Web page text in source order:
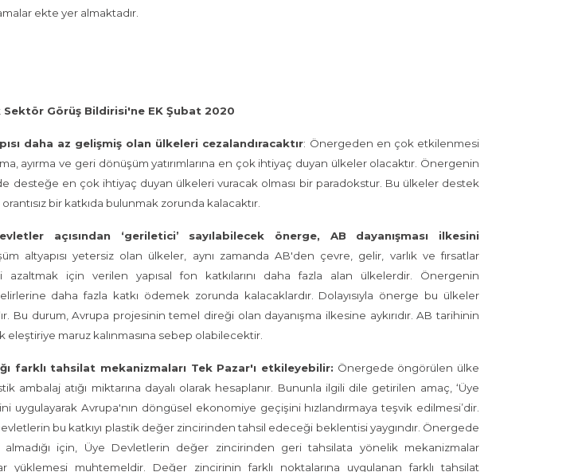
ekte yer almaktadır.
Sektör Görüş Bildirisi'ne EK Şubat 2020
daha az gelişmiş olan ülkeleri cezalandıracaktır: Önergeden en çok etkilenmesi
ayırma ve geri dönüşüm yatırımlarına en çok ihtiyaç duyan ülkeler olacaktır. Önergenin
desteğe en çok ihtiyaç duyan ülkeleri vuracak olması bir paradokstur. Bu ülkeler destek
bir katkıda bulunmak zorunda kalacaktır.
açısından ‘geriletici’ sayılabilecek önerge, AB dayanışması ilkesini
altyapısı yetersiz olan ülkeler, aynı zamanda AB'den çevre, gelir, varlık ve fırsatlar
azaltmak için verilen yapısal fon katkılarını daha fazla alan ülkelerdir. Önergenin
daha fazla katkı ödemek zorunda kalacaklardır. Dolayısıyla önerge bu ülkeler
Bu durum, Avrupa projesinin temel direği olan dayanışma ilkesine aykırıdır. AB tarihinin
maruz kalınmasına sebep olabilecektir.
farklı tahsilat mekanizmaları Tek Pazar'ı etkileyebilir: Önergede öngörülen ülke
ambalaj atığı miktarına dayalı olarak hesaplanır. Bununla ilgili dile getirilen amaç, ‘Üye
uygulayarak Avrupa'nın döngüsel ekonomiye geçişini hızlandırmaya teşvik edilmesi’dir.
bu katkıyı plastik değer zincirinden tahsil edeceği beklentisi yaygındır. Önergede
için, Üye Devletlerin değer zincirinden geri tahsilata yönelik mekanizmalar
yüklemesi muhtemeldir. Değer zincirinin farklı noktalarına uygulanan farklı tahsilat